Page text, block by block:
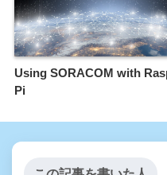
Using SORACOM with
Pi